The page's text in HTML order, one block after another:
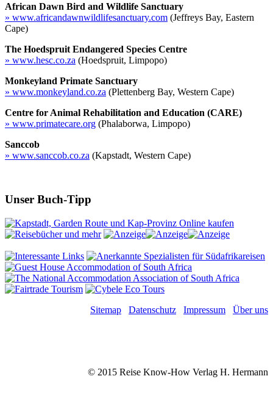
African Dawn Bird and Wildlife Sanctuary
» www.africandawnwildlifesanctuary.com (Jeffreys Bay, Eastern
Cape)
The Hoedspruit Endangered Species Centre
» www.hesc.co.za (Hoedspruit, Limpopo)
Monkeyland Primate Sanctuary
» www.monkeyland.co.za (Plettenberg Bay, Western Cape)
Centre for Animal Rehabilitation and Education (CARE)
» www.primatecare.org (Phalaborwa, Limpopo)
Sanccob
» www.sanccob.co.za (Kapstadt, Western Cape)
Unser Buch-Tipp
Sitemap Datenschutz Impressum Über uns
© 2015 Reise Know-How Verlag H. Hermann